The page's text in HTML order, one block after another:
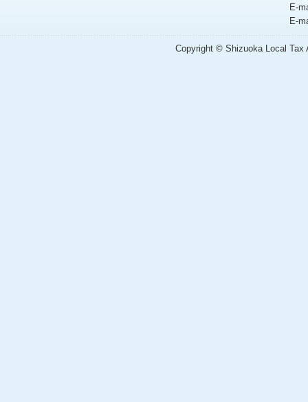
E-
E-
Copyright © Shizuoka Local Tax